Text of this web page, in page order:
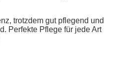
trotzdem gut pflegend und
Perfekte Pflege für jede Art